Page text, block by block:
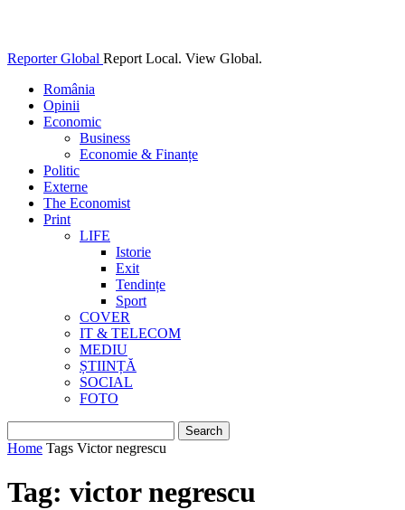
Reporter Global Report Local. View Global.
România
Opinii
Economic
Business
Economie & Finanțe
Politic
Externe
The Economist
Print
LIFE
Istorie
Exit
Tendințe
Sport
COVER
IT & TELECOM
MEDIU
ȘTIINȚĂ
SOCIAL
FOTO
Home Tags Victor negrescu
Tag: victor negrescu